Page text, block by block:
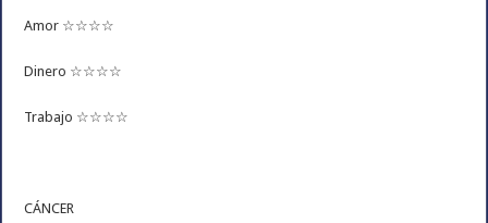
Amor ☆☆☆☆
Dinero ☆☆☆☆
Trabajo ☆☆☆☆
CÁNCER